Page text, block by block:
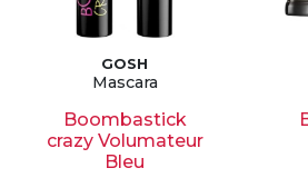
GOSH
Mascara
Boombastick
crazy Volumateur
Bleu